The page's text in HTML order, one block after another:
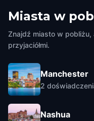
Miasta w
Znajdź miasto w
przyjaciółmi.
Manchester
2
Nashua